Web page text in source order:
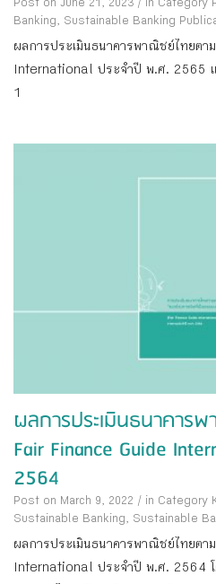
Post on June 21, 2023 / in Category
Banking , Sustainable Banking
ผลการประเมินธนาคารพาณิชย์ไทยต
International ประจำปี พ.ศ. 2565 แ
1
ผลการประเมินธนาคาร
Fair Finance Guide
2564
Post on March 9, 2022 / in Category
Sustainable Banking , Sustainable
ผลการประเมินธนาคารพาณิชย์ไทยต
International ประจำปี พ.ศ. 2564 โ